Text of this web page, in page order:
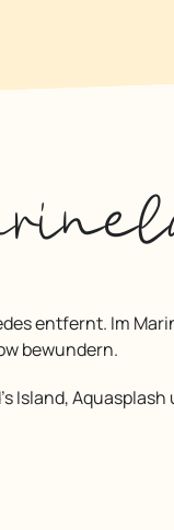
bewundern.
Island,